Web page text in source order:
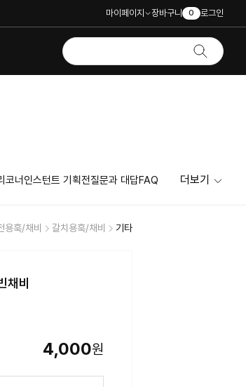
마이페이지 장바구니 0 로그인
코너 인스턴트 기획전질문과 대답FAQ 더보기
용훅/채비 갈치용훅/채비 기타
채비
4,000원